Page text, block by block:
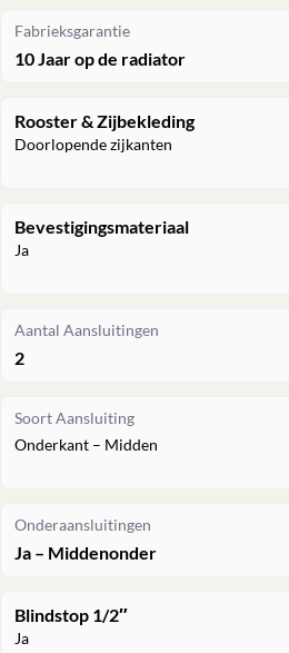
Fabrieksgarantie
10 Jaar op de radiator
Rooster & Zijbekleding
Doorlopende zijkanten
Bevestigingsmateriaal
Ja
Aantal Aansluitingen
2
Soort Aansluiting
Onderkant – Midden
Onderaansluitingen
Ja – Middenonder
Blindstop 1/2″
Ja